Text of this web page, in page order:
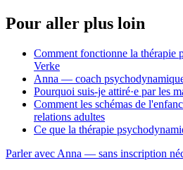
Pour aller plus loin
Comment fonctionne la thérapie
Verke
Anna — coach
Pourquoi suis-je attiré·e par les
Comment les schémas de
relations adultes
Ce que la thérapie
Parler avec Anna — sans inscription